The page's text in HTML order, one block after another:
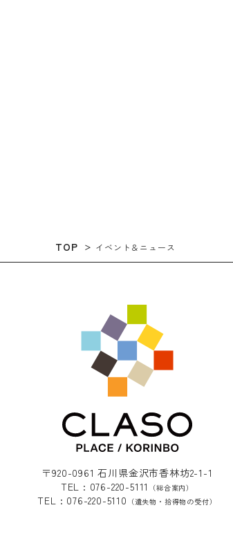
TOP イベント＆ニュース
〒920-0961 石川県金沢市香林坊2-1-1
TEL : 076-220-5111
（総合案内）
TEL : 076-220-5110 （遺失物・拾得物の受付）